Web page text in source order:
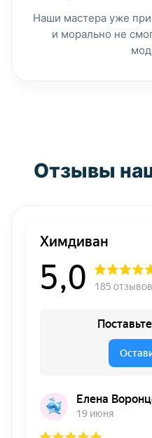
Наши мастера уже
и морально не
Отзывы